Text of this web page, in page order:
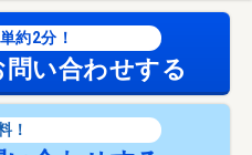
約2分！
い合わせする
！